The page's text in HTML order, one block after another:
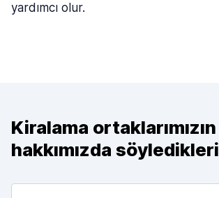
yardımcı olur.
Kiralama ortaklarımızın
hakkımızda söyledikleri